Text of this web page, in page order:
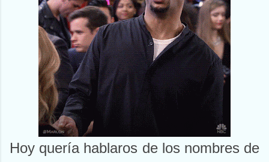
Hoy quería hablaros de los nombres de